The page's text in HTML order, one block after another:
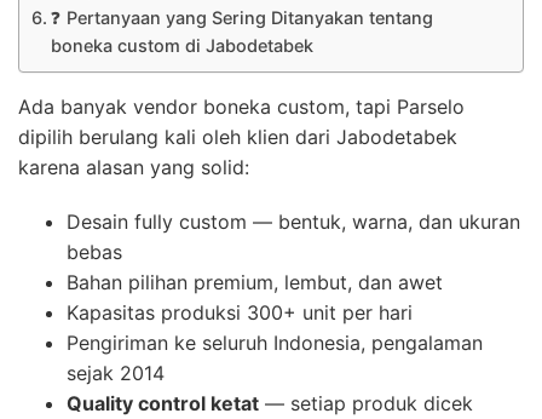
❓ Pertanyaan yang Sering Ditanyakan tentang
boneka custom di Jabodetabek
Ada banyak vendor boneka custom, tapi Parselo
dipilih berulang kali oleh klien dari Jabodetabek
karena alasan yang solid:
Desain fully custom — bentuk, warna, dan ukuran
bebas
Bahan pilihan premium, lembut, dan awet
Kapasitas produksi 300+ unit per hari
Pengiriman ke seluruh Indonesia, pengalaman
sejak 2014
Quality control ketat — setiap produk dicek